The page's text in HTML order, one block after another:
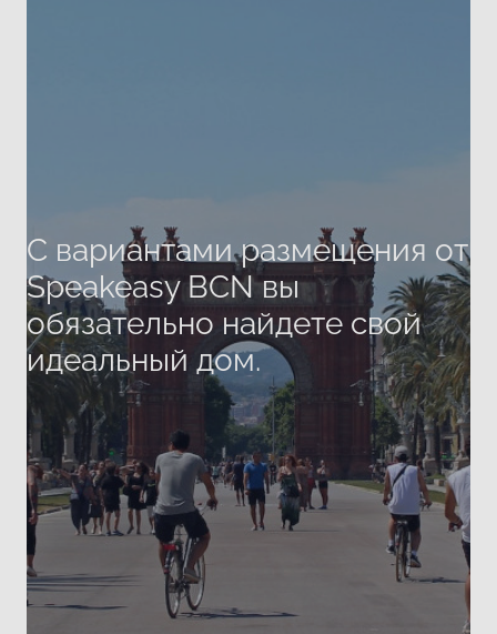
С вариантами размещения от
Speakeasy BCN вы
обязательно найдете свой
идеальный дом.